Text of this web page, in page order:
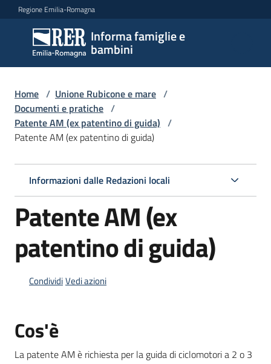
Vai al contenuto
Vai alla navigazione
Vai al footer
Regione Emilia-Romagna
Informa famiglie e
bambini
Informa
famiglie
e
bambini
Argomenti
Servizi
Centri
le
famiglie
locali
Home / Unione Rubicone e mare /
Documenti e pratiche /
Patente AM (ex patentino di guida) /
Patente AM (ex patentino di guida)
Informazioni dalle Redazioni locali
Patente AM (ex
patentino di guida)
CondividiVedi azioni
Cos'è
La patente AM è richiesta per la guida di ciclomotori a 2 o 3